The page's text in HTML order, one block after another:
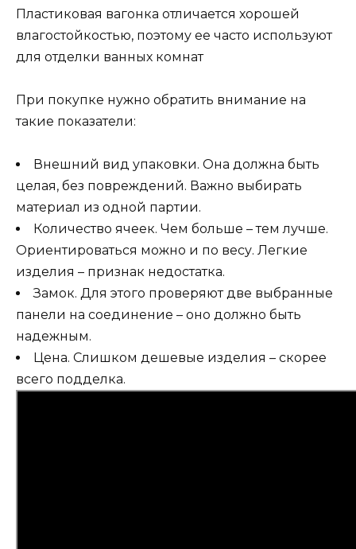
Пластиковая вагонка отличается хорошей
влагостойкостью, поэтому ее часто используют
для отделки ванных комнат
При покупке нужно обратить внимание на
такие показатели:
Внешний вид упаковки. Она должна быть
целая, без повреждений. Важно выбирать
материал из одной партии.
Количество ячеек. Чем больше – тем лучше.
Ориентироваться можно и по весу. Легкие
изделия – признак недостатка.
Замок. Для этого проверяют две выбранные
панели на соединение – оно должно быть
надежным.
Цена. Слишком дешевые изделия – скорее
всего подделка.